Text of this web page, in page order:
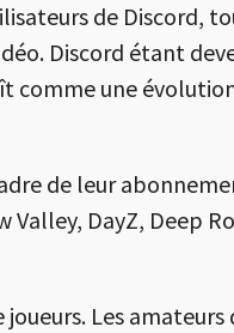
de Discord,
Discord étant
comme une
de leur
Valley, DayZ, Deep
Les amateurs